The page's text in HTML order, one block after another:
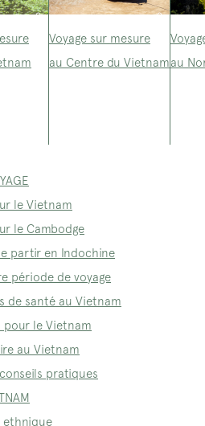
Voyage sur mesure
au Centre du Vietnamau
le Vietnam
le Cambodge
partir en Indochine
période de voyage
de santé au Vietnam
pour le Vietnam
au Vietnam
pratiques
ethnique